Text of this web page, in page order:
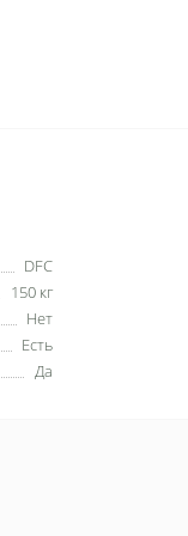
DFC
150 кг
Нет
Есть
Да